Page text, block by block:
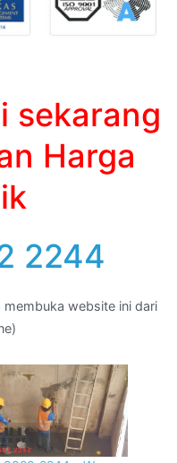
sekarang
Harga
2244
website ini dari